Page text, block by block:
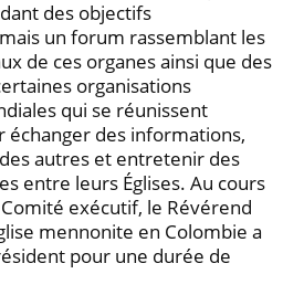
des objectifs
un forum rassemblant les
de ces organes ainsi que des
organisations
qui se réunissent
échanger des informations,
autres et entretenir des
entre leurs Églises. Au cours
exécutif, le Révérend
mennonite en Colombie a
pour une durée de